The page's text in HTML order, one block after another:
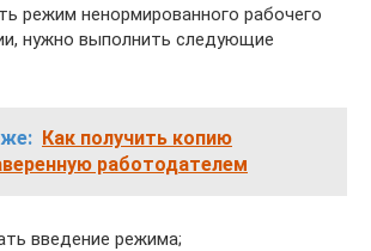
режим ненормированного рабочего
нужно выполнить следующие
Как получить копию
работодателем
введение режима;